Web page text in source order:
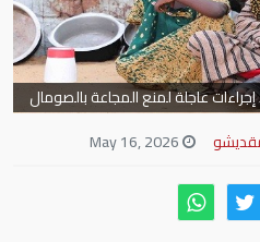
عاجلة لمنع المجاعة بالصومال